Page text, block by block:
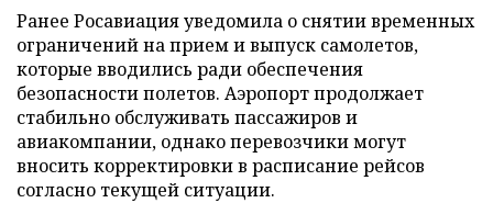
Ранее Росавиация уведомила о снятии временных
ограничений на прием и выпуск самолетов,
которые вводились ради обеспечения
безопасности полетов. Аэропорт продолжает
стабильно обслуживать пассажиров и
авиакомпании, однако перевозчики могут
вносить корректировки в расписание рейсов
согласно текущей ситуации.